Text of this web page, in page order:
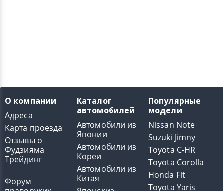
О компании
Адреса
Карта проезда
Отзывы о
Фудзияма
Трейдинг
Форум
Каталог
автомобилей
Автомобили из
Японии
Автомобили из
Кореи
Автомобили из
Китая
Популярные
модели
Nissan Note
Suzuki Jimny
Toyota C-HR
Toyota Corolla
Honda Fit
Toyota Yaris